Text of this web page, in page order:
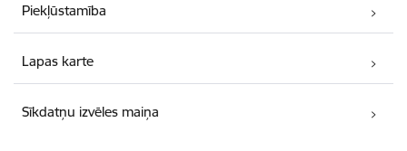
Piekļūstamība
Lapas karte
Sīkdatņu izvēles maiņa